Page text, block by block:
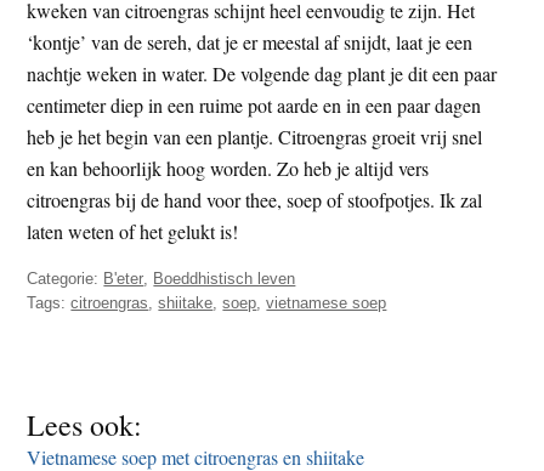
kweken van citroengras schijnt heel eenvoudig te zijn. Het
‘kontje’ van de sereh, dat je er meestal af snijdt, laat je een
nachtje weken in water. De volgende dag plant je dit een paar
centimeter diep in een ruime pot aarde en in een paar dagen
heb je het begin van een plantje. Citroengras groeit vrij snel
en kan behoorlijk hoog worden. Zo heb je altijd vers
citroengras bij de hand voor thee, soep of stoofpotjes. Ik zal
laten weten of het gelukt is!
Categorie: B'eter
Boeddhistisch leven
Tags:citroengras ,shiitake ,soep ,vietnamese soep
Lees ook:
Vietnamese soep met citroengras en shiitake